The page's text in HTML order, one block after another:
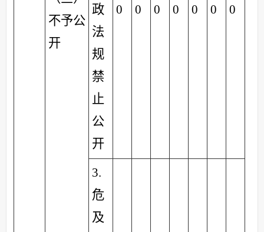
不予公
开
政
法
规
禁
止
公
开
0 0 0 0 0 0 0
3.
危
及